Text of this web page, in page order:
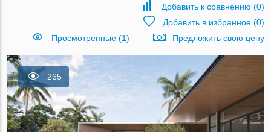
Добавить к сравнению (0)
Добавить в избранное(0)
Просмотренные (1)
Предложить свою цену
265